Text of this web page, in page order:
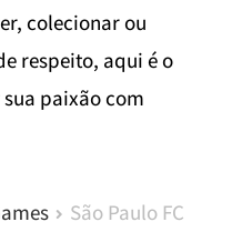
colecionar ou
respeito, aqui é o
paixão com
São Paulo FC